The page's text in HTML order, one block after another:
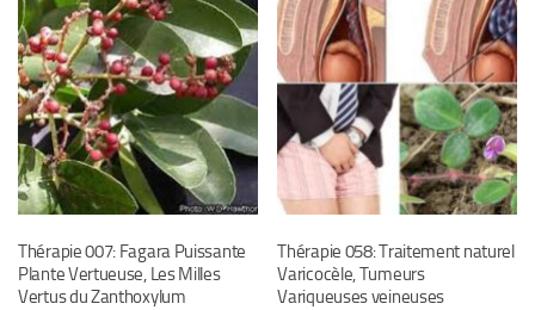
Thérapie 007: Fagara Puissante
Plante Vertueuse, Les Milles
Vertus du Zanthoxylum
Thérapie 058: Traitement naturel
Varicocèle, Tumeurs
Variqueuses veineuses